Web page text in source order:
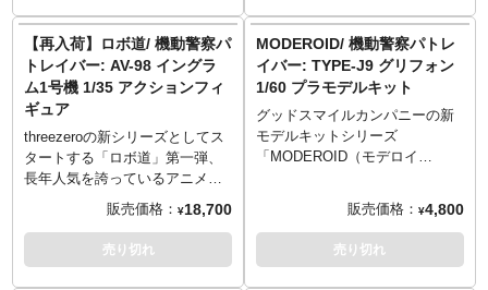
可能。
通アクションスタンドも付属し
ます。
をご用意しました。内容は「イ
ングラム1号機」1体、「イング
ラム2号機/3号機」コンパチモデ
ルを2体、計3機。スターターセ
ットでもあるので今回のみ送料
無料にいたしました、「そんな
かたい事言わないでさー、みん
なで幸せになろうよ」と後藤さ
亜鉛ダイキャスト製フレームの
採用により50ヶ所近い可動ポイ
ントを実現した、1/35スケール
イングラム2号機と3号機がコン
パチ仕様で登場です！亜鉛ダイ
キャスト製フレームの採用によ
り50ヶ所近い可動ポイントを実
現した、1/35スケール（全高約
23cm）の可動フィギュアとして
完成した「AV-98」。パーツによ
ング塗装した布カバーを使い、
イングラムのシルエットを再現
しています。襟の両脇のパトラ
【再入荷】ロボ道/ 機動警察パ
トレイバー: AV-98 イングラ
ム1号機 1/35 アクションフィ
ギュア
threezeroの新シリーズとしてス
タートする「ロボ道」第一弾、
長年人気を誇っているアニメシ
リーズ『機動警察パトレイバ
ー』よりイングラム1号機が登場
です！亜鉛ダイキャスト製フレ
ームの採用により50ヶ所近い可
販売価格： ¥18,700
売り切れ
MODEROID/ 機動警察パトレ
イバー: TYPE-J9 グリフォン
1/60 プラモデルキット
グッドスマイルカンパニーの新
モデルキットシリーズ
「MODEROID（モデロイ
てキットで、組み立てるだけで
作品イメージの仕上がりを再現
します。フィギュアファンから
作り込みの模型ファンまで、ス
販売価格： ¥4,800
売り切れ